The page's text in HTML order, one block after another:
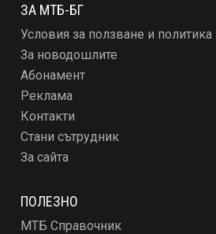
ЗА МТБ-БГ
Условия за ползване и политика
За новодошлите
Абонамент
Реклама
Контакти
Стани сътрудник
За сайта
ПОЛЕЗНО
МТБ Справочник